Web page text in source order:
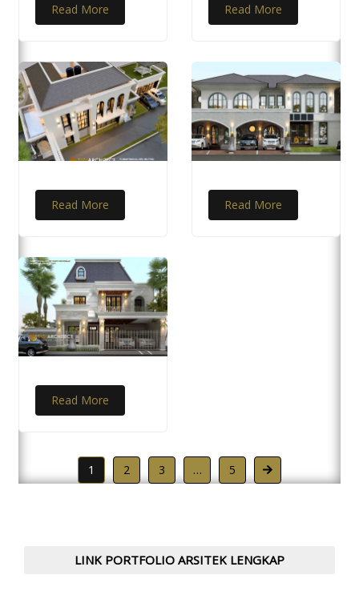
Read More Read More
Read More Read More
Read More
1 2 3 … 5
LINK PORTFOLIO ARSITEK LENGKAP